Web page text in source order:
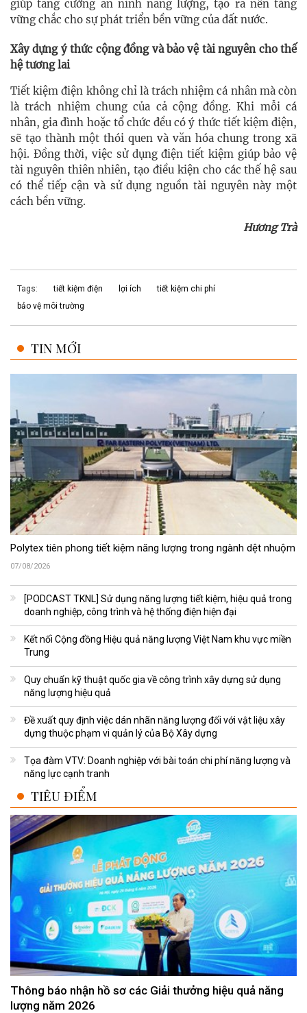
giúp tăng cường an ninh năng lượng, tạo ra nền tảng
vững chắc cho sự phát triển bền vững của đất nước.
Xây dựng ý thức cộng đồng và bảo vệ tài nguyên cho thế
hệ tương lai
Tiết kiệm điện không chỉ là trách nhiệm cá nhân mà còn
là trách nhiệm chung của cả cộng đồng. Khi mỗi cá
nhân, gia đình hoặc tổ chức đều có ý thức tiết kiệm điện,
sẽ tạo thành một thói quen và văn hóa chung trong xã
hội. Đồng thời, việc sử dụng điện tiết kiệm giúp bảo vệ
tài nguyên thiên nhiên, tạo điều kiện cho các thế hệ sau
có thể tiếp cận và sử dụng nguồn tài nguyên này một
cách bền vững.
Hương Trà
Tags: tiết kiệm điện lợi ích
tiết kiệm chi phí
bảo vệ môi trường
TIN MỚI
Polytex tiên phong tiết kiệm năng lượng trong ngành dệt nhuộm
07/08/2026
[PODCAST TKNL] Sử dụng năng lượng tiết kiệm, hiệu quả trong
doanh nghiệp, công trình và hệ thống điện hiện đại
Kết nối Cộng đồng Hiệu quả năng lượng Việt Nam khu vực miền
Trung
Quy chuẩn kỹ thuật quốc gia về công trình xây dựng sử dụng
năng lượng hiệu quả
Đề xuất quy định việc dán nhãn năng lượng đối với vật liệu xây
dựng thuộc phạm vi quản lý của Bộ Xây dựng
Tọa đàm VTV: Doanh nghiệp với bài toán chi phí năng lượng và
năng lực cạnh tranh
TIÊU ĐIỂM
Thông báo nhận hồ sơ các Giải thưởng hiệu quả năng
lượng năm 2026